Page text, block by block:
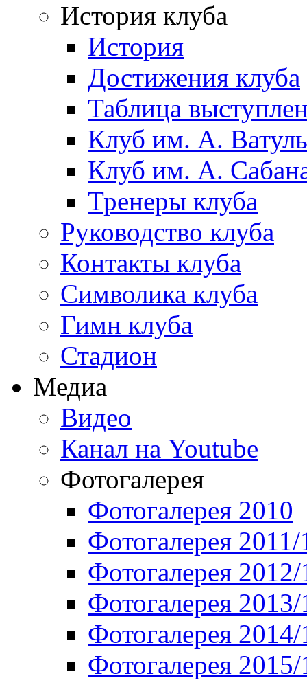
История клуба
История
Достижения клуба
Таблица
Клуб им. А.
Клуб им. А.
Тренеры клуба
Руководство клуба
Контакты клуба
Символика клуба
Гимн клуба
Стадион
Медиа
Видео
Канал на Youtube
Фотогалерея
Фотогалерея 2010
Фотогалерея 2011/
Фотогалерея
Фотогалерея
Фотогалерея
Фотогалерея